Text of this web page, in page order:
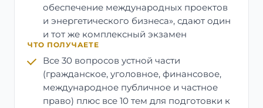
обеспечение международных проектов
и энергетического бизнеса», сдают один
и тот же комплексный экзамен
ЧТО ПОЛУЧАЕТЕ
Все 30 вопросов устной части
(гражданское, уголовное, финансовое,
международное публичное и частное
право) плюс все 10 тем для подготовки к